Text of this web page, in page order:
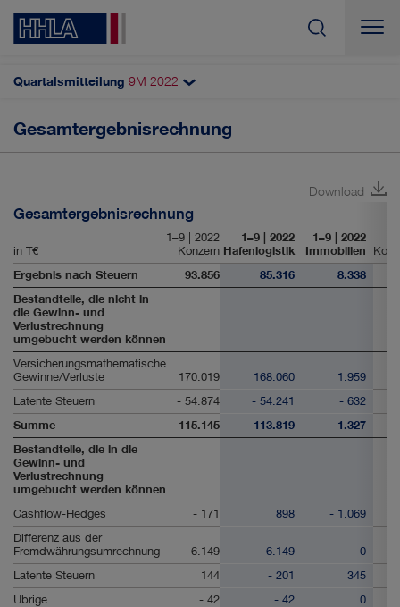
Quartalsmitteilung 9M 2022
Ergänzende Finanzinformationen
Kapitalflussrechnung
Gesamtergebnisrechnung
Download
Gesamtergebnisrechnung
in T€
1–9 | 2022
Konzern
1–9 | 2022
Hafenlogistik
1–9 | 2022
Immobilien
Ergebnis nach Steuern 93.856 85.316
8.338
Bestandteile, die nicht in
die Gewinn- und
Verlustrechnung
umgebucht werden können
Versicherungsmathematische
Gewinne/Verluste
170.019 168.060
1.959
Latente Steuern
- 54.874 - 54.241 - 632
Summe 115.145 113.819
1.327
Bestandteile, die in die
Gewinn- und
Verlustrechnung
umgebucht werden können
Cashflow-Hedges - 171 898
- 1.069
Differenz aus der
Fremdwährungsumrechnung
- 6.149 - 6.149
0
Latente Steuern
144 - 201
345
Übrige
- 42 - 42 0